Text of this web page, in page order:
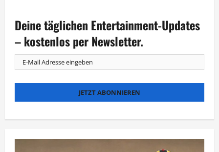
RTL-
Show
auf
Beiträge
Deine täglichen Entertainment-Updates
– kostenlos per Newsletter.